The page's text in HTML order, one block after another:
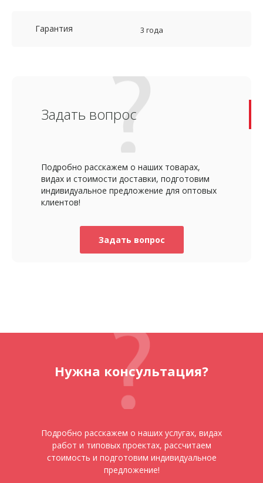
Гарантия 3 года
Задать вопрос
Подробно расскажем о наших товарах,
видах и стоимости доставки, подготовим
индивидуальное предложение для оптовых
клиентов!
Задать вопрос
Нужна консультация?
Подробно расскажем о наших услугах, видах
работ и типовых проектах, рассчитаем
стоимость и подготовим индивидуальное
предложение!